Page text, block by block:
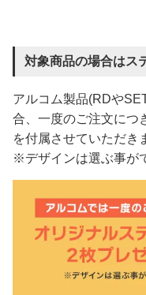
対象商品の場合はス
アルコム製品(RDや
合、一度のご注文につ
を付属させていただき
※デザインは選ぶ事が